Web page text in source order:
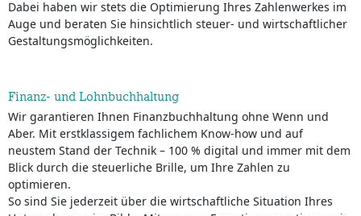
Dabei haben wir stets die Optimierung Ihres Zahlenwerkes im
Auge und beraten Sie hinsichtlich steuer- und wirtschaftlicher
Gestaltungsmöglichkeiten.
Finanz- und Lohnbuchhaltung
Wir garantieren Ihnen Finanzbuchhaltung ohne Wenn und
Aber. Mit erstklassigem fachlichem Know-how und auf
neustem Stand der Technik – 100 % digital und immer mit dem
Blick durch die steuerliche Brille, um Ihre Zahlen zu
optimieren.
So sind Sie jederzeit über die wirtschaftliche Situation Ihres